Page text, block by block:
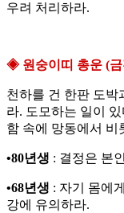
우려 처리하라.
◈ 원숭이띠 총운 (금
천하를 건 한판 도박
라. 도모하는 일이
함 속에 망동에서 비
•80년생 : 결정은 본
•68년생 : 자기 몸에
강에 유의하라.